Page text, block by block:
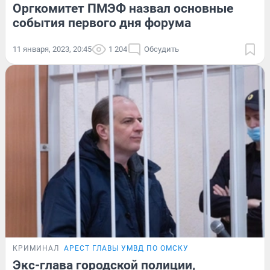
Оргкомитет ПМЭФ назвал основные
события первого дня форума
11 января, 2023, 20:45 1 204 Обсудить
КРИМИНАЛ АРЕСТ ГЛАВЫ УМВД ПО ОМСКУ
Экс-глава городской полиции,